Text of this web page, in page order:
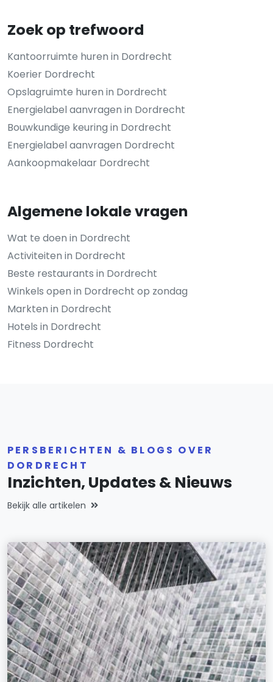
Zoek op trefwoord
Kantoorruimte huren in Dordrecht
Koerier Dordrecht
Opslagruimte huren in Dordrecht
Energielabel aanvragen in Dordrecht
Bouwkundige keuring in Dordrecht
Energielabel aanvragen Dordrecht
Aankoopmakelaar Dordrecht
Algemene lokale vragen
Wat te doen in Dordrecht
Activiteiten in Dordrecht
Beste restaurants in Dordrecht
Winkels open in Dordrecht op zondag
Markten in Dordrecht
Hotels in Dordrecht
Fitness Dordrecht
PERSBERICHTEN & BLOGS OVER
DORDRECHT
Inzichten, Updates & Nieuws
Bekijk alle artikelen